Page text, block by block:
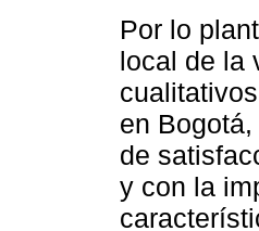
Por lo
local de la
en
de
y con la